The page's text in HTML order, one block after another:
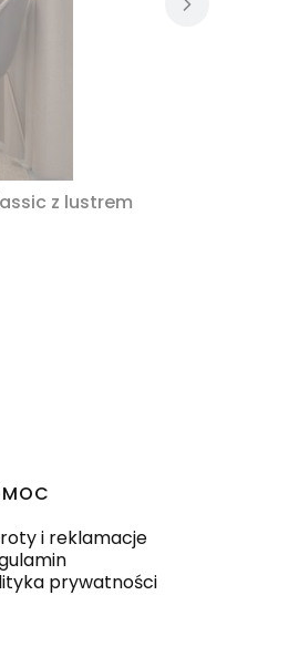
z lustrem
i reklamacje
prywatności